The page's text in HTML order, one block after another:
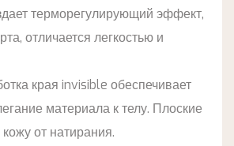
терморегулирующий эффект,
отличается легкостью и
края invisible обеспечивает
материала к телу. Плоские
от натирания.